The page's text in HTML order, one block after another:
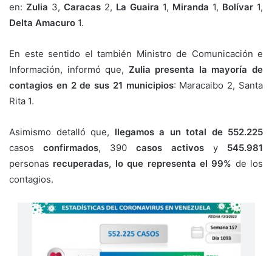
en: Zulia 3, Caracas 2, La Guaira 1, Miranda 1, Bolívar 1,
Delta Amacuro 1.
En este sentido el también Ministro de Comunicación e
Información, informó que, Zulia presenta la mayoría de
contagios en 2 de sus 21 municipios: Maracaibo 2, Santa
Rita 1.
Asimismo detalló que, llegamos a un total de 552.225
casos confirmados, 390 casos activos y 545.981
personas recuperadas, lo que representa el 99% de los
contagios.